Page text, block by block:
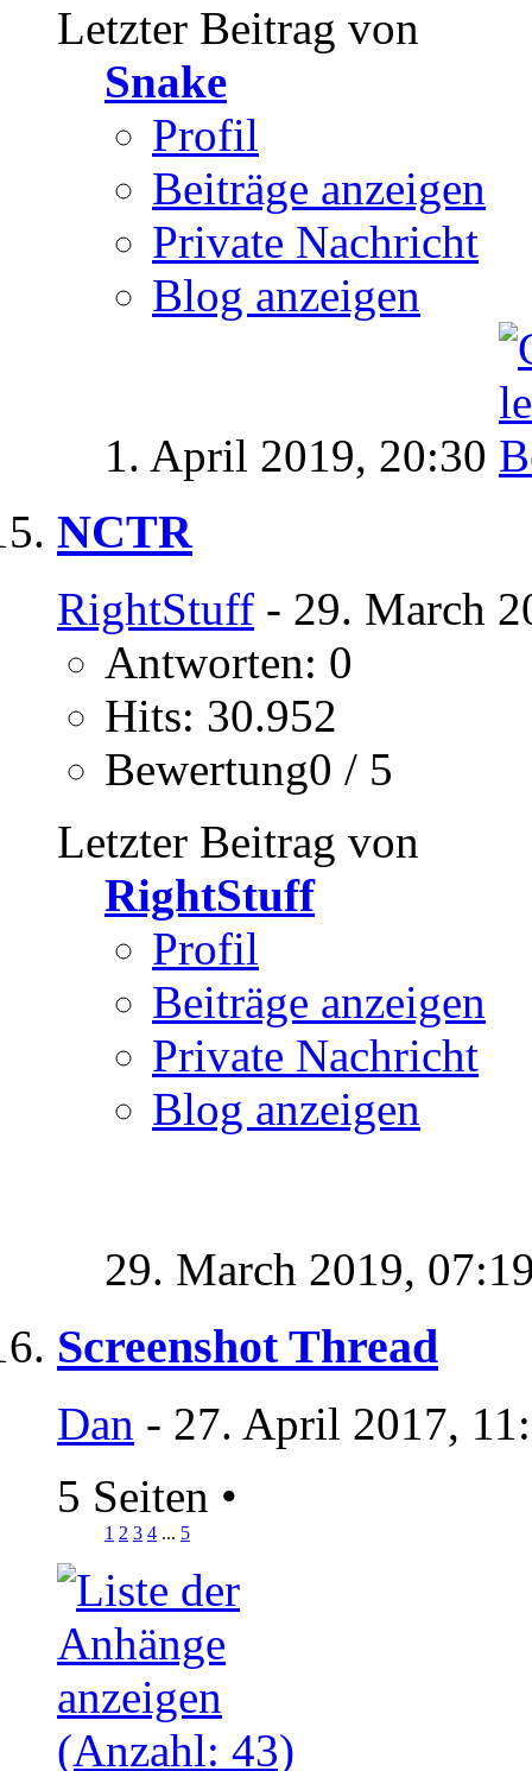
Letzter Beitrag von
Snake
Profil
Beiträge anzeigen
Private Nachricht
Blog anzeigen
1. April 2019, 20:30
NCTR
RightStuff - 29. March
Antworten: 0
Hits: 30.952
Bewertung0 / 5
Letzter Beitrag von
RightStuff
Profil
Beiträge anzeigen
Private Nachricht
Blog anzeigen
29. March 2019,
Screenshot Thread
Dan - 27. April 2017,
5 Seiten •
1 2 3 4 ... 5